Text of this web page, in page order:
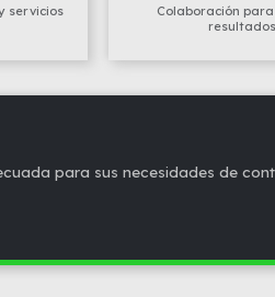
servicios
Colaboración
resultados
para sus necesidades de